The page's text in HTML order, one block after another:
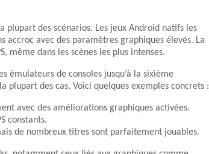
des scénarios. Les jeux Android natifs les
accroc avec des paramètres graphiques élevés. La
même dans les scènes les plus intenses.
émulateurs de consoles jusqu’à la sixième
plupart des cas. Voici quelques exemples concrets :
avec des améliorations graphiques activées.
constants.
de nombreux titres sont parfaitement jouables.